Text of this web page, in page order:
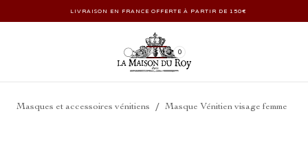
LIVRAISON EN FRANCE OFFERTE À PARTIR DE 150€
0
Masques et accessoires vénitiens / Masque Vénitien visage femme